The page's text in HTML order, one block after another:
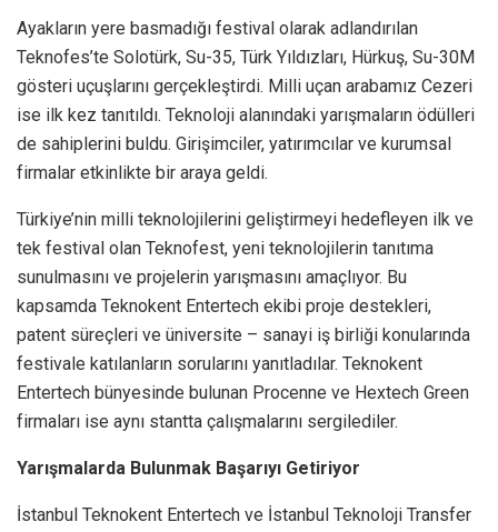
Ayakların yere basmadığı festival olarak adlandırılan
Teknofes’te Solotürk, Su-35, Türk Yıldızları, Hürkuş, Su-30M
gösteri uçuşlarını gerçekleştirdi. Milli uçan arabamız Cezeri
ise ilk kez tanıtıldı. Teknoloji alanındaki yarışmaların ödülleri
de sahiplerini buldu. Girişimciler, yatırımcılar ve kurumsal
firmalar etkinlikte bir araya geldi.
Türkiye’nin milli teknolojilerini geliştirmeyi hedefleyen ilk ve
tek festival olan Teknofest, yeni teknolojilerin tanıtıma
sunulmasını ve projelerin yarışmasını amaçlıyor. Bu
kapsamda Teknokent Entertech ekibi proje destekleri,
patent süreçleri ve üniversite – sanayi iş birliği konularında
festivale katılanların sorularını yanıtladılar. Teknokent
Entertech bünyesinde bulunan Procenne ve Hextech Green
firmaları ise aynı stantta çalışmalarını sergilediler.
Yarışmalarda Bulunmak Başarıyı Getiriyor
İstanbul Teknokent Entertech ve İstanbul Teknoloji Transfer